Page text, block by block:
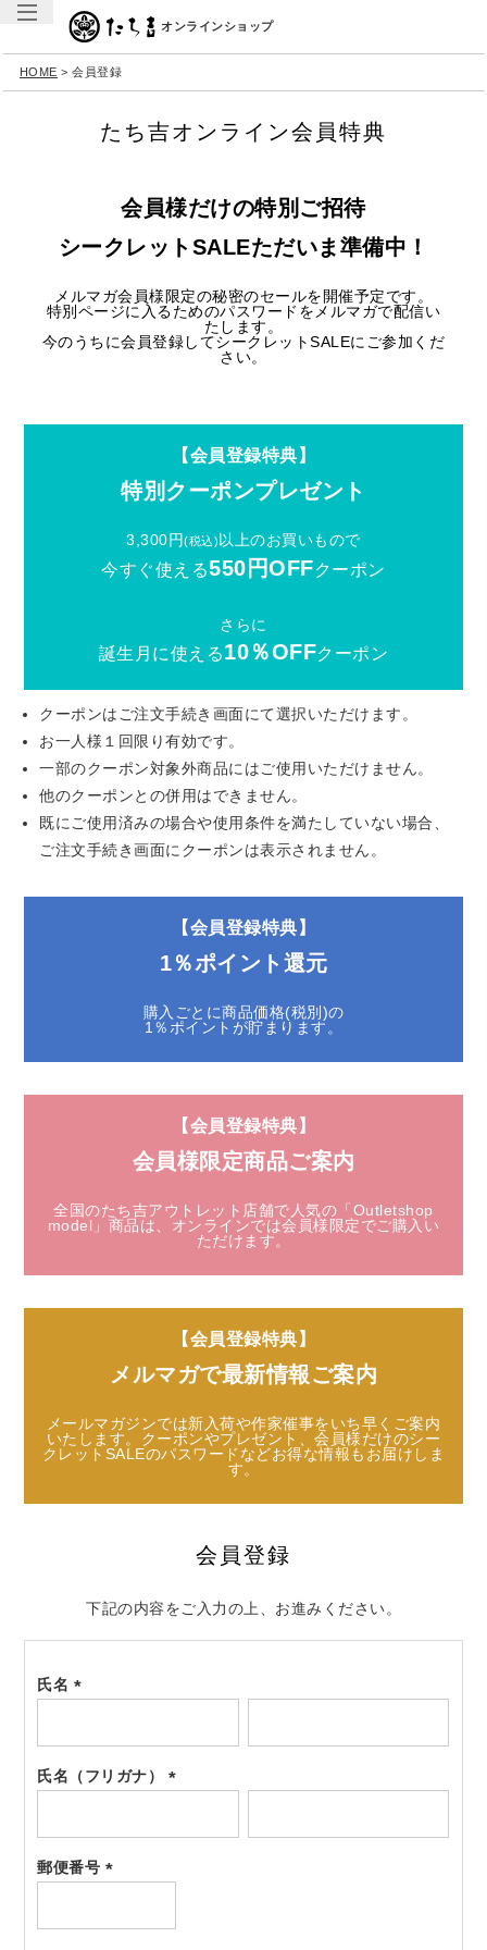
オンラインショップ
HOME 会員登録
たち吉オンライン会員特典
会員様だけの特別ご招待
シークレットSALEただいま準備中！
メルマガ会員様限定の秘密のセールを開催予定です。
特別ページに入るためのパスワードをメルマガで配信い
たします。
今のうちに会員登録してシークレットSALEにご参加くだ
さい。
【会員登録特典】
特別クーポンプレゼント
3,300円(税込) 以上のお買いもので
今すぐ使える550円OFFクーポン
さらに
誕生月に使える10％OFFクーポン
クーポンはご注文手続き画面にて選択いただけます。
お一人様１回限り有効です。
一部のクーポン対象外商品にはご使用いただけません。
他のクーポンとの併用はできません。
既にご使用済みの場合や使用条件を満たしていない場合、
ご注文手続き画面にクーポンは表示されません。
【会員登録特典】
1％ポイント還元
購入ごとに商品価格(税別)の
1％ポイントが貯まります。
【会員登録特典】
会員様限定商品ご案内
全国のたち吉アウトレット店舗で人気の「Outletshop
model」商品は、 オンラインでは会員様限定でご購入い
ただけます。
【会員登録特典】
メルマガで最新情報ご案内
メールマガジンでは新入荷や作家催事をいち早くご案内
いたします。 クーポンやプレゼント、会員様だけのシー
クレットSALEのパスワードなどお得な情報もお届けしま
す。
会員登録
下記の内容をご入力の上、お進みください。
氏名
須)
氏名（フリガナ）
須)
郵便番号
須)